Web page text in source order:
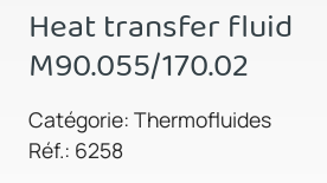
Heat transfer fluid
M90.055/170.02
Catégorie: Thermofluides
Réf.: 6258